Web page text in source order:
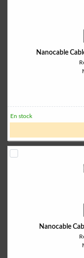
Nanocable
En stock
Nanocable